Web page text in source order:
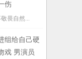
：
弊犯罪：
伤
畏自然...
组给自己硬
戏 男演员